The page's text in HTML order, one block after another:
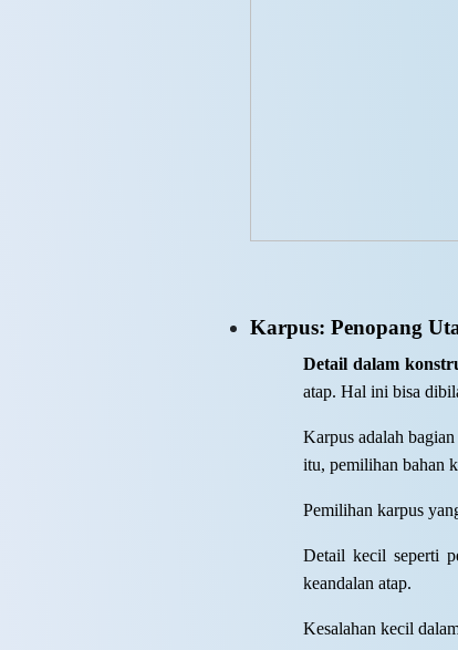
Karpus: Penopang
Detail dalam
atap. Hal ini bisa
Karpus adalah
itu, pemilihan bahan
Pemilihan karpus
Detail kecil seperti
keandalan atap.
Kesalahan kecil